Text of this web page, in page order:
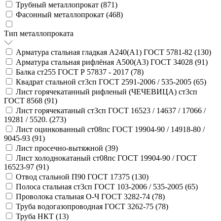
Трубный металлопрокат (871)
Фасонный металлопрокат (468)
Тип металлопроката
Арматура стальная гладкая А240(А1) ГОСТ 5781-82 (130)
Арматура стальная рифлёная А500(А3) ГОСТ 34028 (91)
Балка ст255 ГОСТ Р 57837 - 2017 (78)
Квадрат стальной ст3сп ГОСТ 2591-2006 / 535-2005 (65)
Лист горячекатанный рифленый (ЧЕЧЕВИЦА) ст3сп
ГОСТ 8568 (91)
Лист горячекатаный ст3сп ГОСТ 16523 / 14637 / 17066 /
19281 / 5520. (273)
Лист оцинкованный ст08пс ГОСТ 19904-90 / 14918-80 /
9045-93 (91)
Лист просечно-вытяжной (39)
Лист холоднокатаный ст08пс ГОСТ 19904-90 / ГОСТ
16523-97 (91)
Отвод стальной П90 ГОСТ 17375 (130)
Полоса стальная ст3сп ГОСТ 103-2006 / 535-2005 (65)
Проволока стальная О-Ч ГОСТ 3282-74 (78)
Труба водогазопроводная ГОСТ 3262-75 (78)
Труба НКТ (13)